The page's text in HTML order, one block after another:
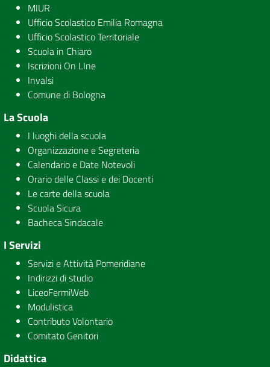
MIUR
Ufficio Scolastico Emilia Romagna
Ufficio Scolastico Territoriale
Scuola in Chiaro
Iscrizioni On LIne
Invalsi
Comune di Bologna
La Scuola
I luoghi della scuola
Organizzazione e Segreteria
Calendario e Date Notevoli
Orario delle Classi e dei Docenti
Le carte della scuola
Scuola Sicura
Bacheca Sindacale
I Servizi
Servizi e Attività Pomeridiane
Indirizzi di studio
LiceoFermiWeb
Modulistica
Contributo Volontario
Comitato Genitori
Didattica